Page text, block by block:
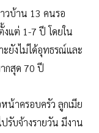
วบ้าน 13 คนรอ
งแต่ 1-7 ปี โดยใน
ยังไม่ได้อุทธรณ์และ
กสุด 70 ปี
น้าครอบครัว ลูกเมีย
รับจ้างรายวัน มีงาน